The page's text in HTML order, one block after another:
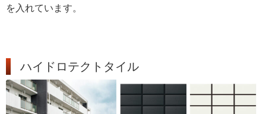
を入れています。
ハイドロテクトタイル